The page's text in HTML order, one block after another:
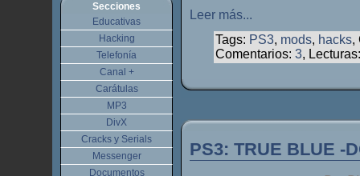
Leer más...
Tags: PS3, mods, hacks,
Comentarios: 3,
PS3: TRUE BLUE -
Secciones
Educativas
Hacking
Telefonía
Canal +
Carátulas
MP3
DivX
Cracks y Serials
Messenger
Documentos